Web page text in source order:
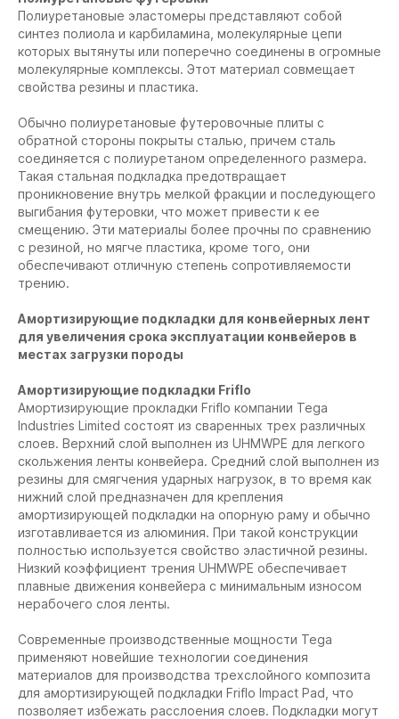
Полиуретановые эластомеры представляют собой
синтез полиола и карбиламина, молекулярные цепи
которых вытянуты или поперечно соединены в огромные
молекулярные комплексы. Этот материал совмещает
свойства резины и пластика.
Обычно полиуретановые футеровочные плиты с
обратной стороны покрыты сталью, причем сталь
соединяется с полиуретаном определенного размера.
Такая стальная подкладка предотвращает
проникновение внутрь мелкой фракции и последующего
выгибания футеровки, что может привести к ее
смещению. Эти материалы более прочны по сравнению
с резиной, но мягче пластика, кроме того, они
обеспечивают отличную степень сопротивляемости
трению.
Амортизирующие подкладки для конвейерных лент
для увеличения срока эксплуатации конвейеров в
местах загрузки породы
Амортизирующие подкладки Friflo
Амортизирующие прокладки Friflo компании Tega
Industries Limited состоят из сваренных трех различных
слоев. Верхний слой выполнен из UHMWPE для легкого
скольжения ленты конвейера. Средний слой выполнен из
резины для смягчения ударных нагрузок, в то время как
нижний слой предназначен для крепления
амортизирующей подкладки на опорную раму и обычно
изготавливается из алюминия. При такой конструкции
полностью используется свойство эластичной резины.
Низкий коэффициент трения UHMWPE обеспечивает
плавные движения конвейера с минимальным износом
нерабочего слоя ленты.
Современные производственные мощности Tega
применяют новейшие технологии соединения
материалов для производства трехслойного композита
для амортизирующей подкладки Friflo Impact Pad, что
позволяет избежать расслоения слоев. Подкладки могут